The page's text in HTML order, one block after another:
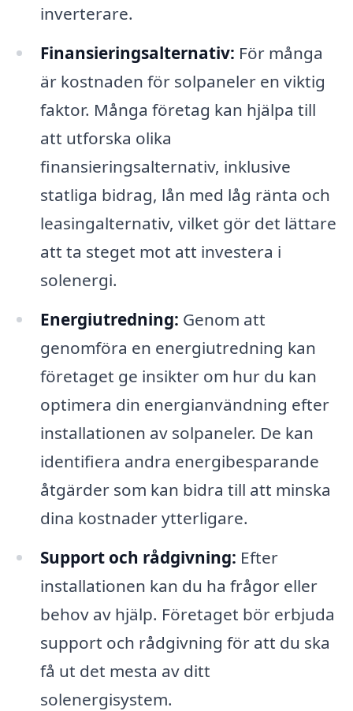
inverterare.
Finansieringsalternativ: För många
är kostnaden för solpaneler en viktig
faktor. Många företag kan hjälpa till
att utforska olika
finansieringsalternativ, inklusive
statliga bidrag, lån med låg ränta och
leasingalternativ, vilket gör det lättare
att ta steget mot att investera i
solenergi.
Energiutredning: Genom att
genomföra en energiutredning kan
företaget ge insikter om hur du kan
optimera din energianvändning efter
installationen av solpaneler. De kan
identifiera andra energibesparande
åtgärder som kan bidra till att minska
dina kostnader ytterligare.
Support och rådgivning: Efter
installationen kan du ha frågor eller
behov av hjälp. Företaget bör erbjuda
support och rådgivning för att du ska
få ut det mesta av ditt
solenergisystem.